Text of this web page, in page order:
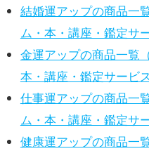
結婚運アップの商品一
ム・本・講座・鑑定サ
金運アップの商品一覧
本・講座・鑑定サービス
仕事運アップの商品一
ム・本・講座・鑑定サ
健康運アップの商品一